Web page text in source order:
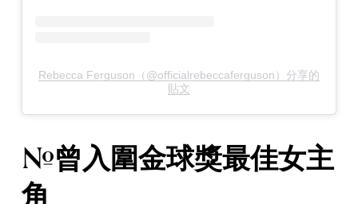
Rebecca Ferguson（@officialrebeccaferguson）分享的
貼文
#曾入圍金球獎最佳女主
角